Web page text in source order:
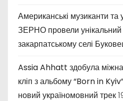
Американські музиканти та
ЗЕРНО провели унікальний
закарпатському селі
Assia Ahhatt здобула
кліп з альбому “Born in
новий україномовний трек